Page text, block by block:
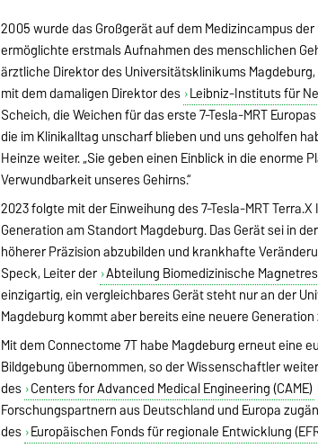
2005 wurde das Großgerät auf dem Medizincampus
ermöglichte erstmals Aufnahmen des menschlichen
ärztliche Direktor des Universitätsklinikums
mit dem damaligen Direktor des Leibniz-Instituts für
Scheich, die Weichen für das erste 7-Tesla-MRT
die im Klinikalltag unscharf blieben und uns geholfen
Heinze weiter. „Sie geben einen Einblick in die
Verwundbarkeit unseres Gehirns.“
2023 folgte mit der Einweihung des 7-Tesla-MRT
Generation am Standort Magdeburg. Das Gerät sei in
höherer Präzision abzubilden und krankhafte
Speck, Leiter der Abteilung Biomedizinische
einzigartig, ein vergleichbares Gerät steht nur an der
Magdeburg kommt aber bereits eine neuere
Mit dem Connectome 7T habe Magdeburg erneut eine
Bildgebung übernommen, so der Wissenschaftler
des Centers for Advanced Medical Engineering (CAME)
Forschungspartnern aus Deutschland und Europa
des Europäischen Fonds für regionale Entwicklung